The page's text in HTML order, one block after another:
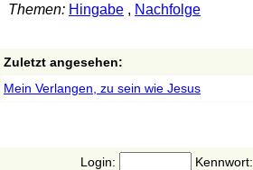
Themen: Hingabe, Nachfolge
Zuletzt angesehen:
Mein Verlangen, zu sein wie Jesus
Login:
Kennwort: